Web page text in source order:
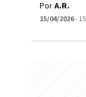
PorA.R.
15/04/2026-